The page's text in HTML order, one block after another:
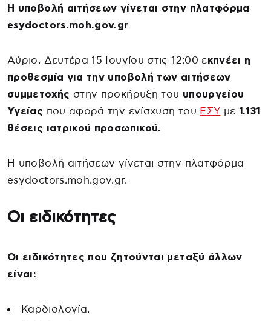
Η υποβολή αιτήσεων γίνεται στην πλατφόρμα
esydoctors.moh.gov.gr
Αύριο, Δευτέρα 15 Ιουνίου στις 12:00 εκπνέει η
προθεσμία για την υποβολή των αιτήσεων
συμμετοχής στην προκήρυξη του υπουργείου
Υγείας που αφορά την ενίσχυση του ΕΣΥ με 1.131
θέσεις ιατρικού προσωπικού.
Η υποβολή αιτήσεων γίνεται στην πλατφόρμα
esydoctors.moh.gov.gr.
Οι ειδικότητες
Οι ειδικότητες που ζητούνται μεταξύ άλλων
είναι:
Καρδιολογία,